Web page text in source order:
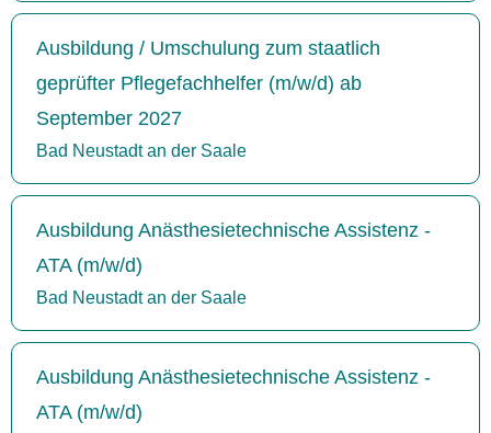
Ausbildung / Umschulung zum staatlich
geprüfter Pflegefachhelfer (m/w/d) ab
September 2027
Bad Neustadt an der Saale
Ausbildung Anästhesietechnische Assistenz -
ATA (m/w/d)
Bad Neustadt an der Saale
Ausbildung Anästhesietechnische Assistenz -
ATA (m/w/d)